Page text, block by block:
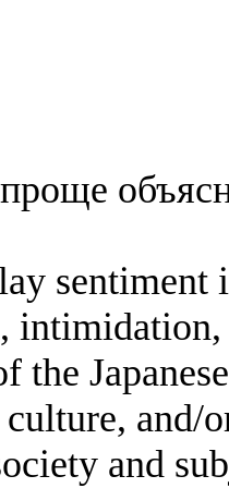
the
culture, and/
and